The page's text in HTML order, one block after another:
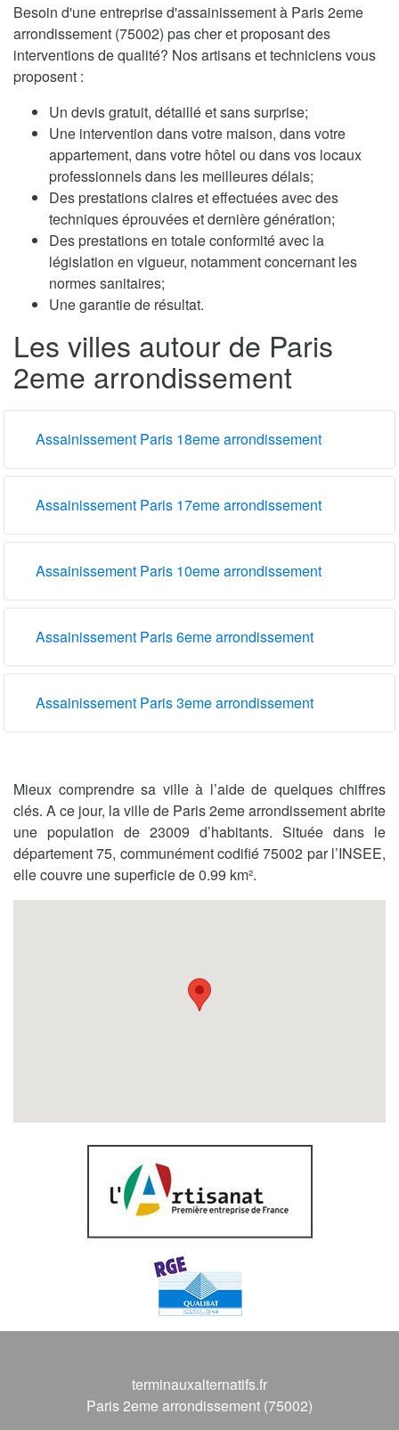
Besoin d'une entreprise d'assainissement à Paris 2eme
arrondissement (75002) pas cher et proposant des
interventions de qualité? Nos artisans et techniciens vous
proposent :
Un devis gratuit, détaillé et sans surprise;
Une intervention dans votre maison, dans votre
appartement, dans votre hôtel ou dans vos locaux
professionnels dans les meilleures délais;
Des prestations claires et effectuées avec des
techniques éprouvées et dernière génération;
Des prestations en totale conformité avec la
législation en vigueur, notamment concernant les
normes sanitaires;
Une garantie de résultat.
Les villes autour de Paris
2eme arrondissement
Assainissement Paris 18eme arrondissement
Assainissement Paris 17eme arrondissement
Assainissement Paris 10eme arrondissement
Assainissement Paris 6eme arrondissement
Assainissement Paris 3eme arrondissement
Mieux comprendre sa ville à l’aide de quelques chiffres
clés. A ce jour, la ville de Paris 2eme arrondissement abrite
une population de 23009 d’habitants. Située dans le
département 75, communément codifié 75002 par l’INSEE,
elle couvre une superficie de 0.99 km².
terminauxalternatifs.fr
Paris 2eme arrondissement (75002)